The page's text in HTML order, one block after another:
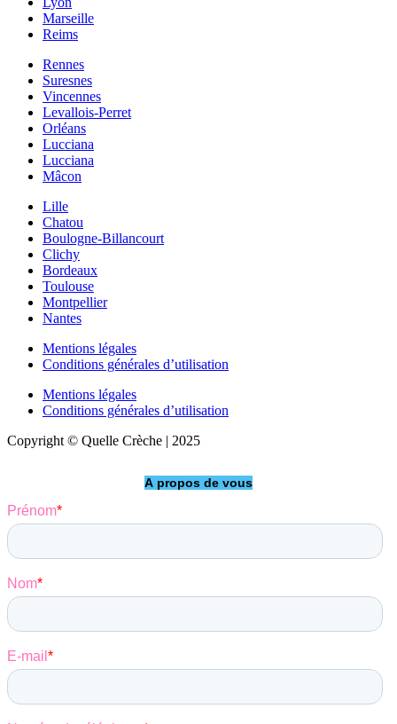
Marseille
Reims
Rennes
Suresnes
Vincennes
Levallois-Perret
Orléans
Lucciana
Lucciana
Mâcon
Lille
Chatou
Boulogne-Billancourt
Clichy
Bordeaux
Toulouse
Montpellier
Nantes
Mentions légales
Conditions générales d’utilisation
Mentions légales
Conditions générales d’utilisation
Copyright © Quelle Crèche | 2025